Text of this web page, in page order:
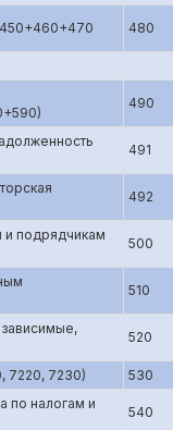
480
490
491
492
и подрядчикам
500
510
520
7220, 7230)
530
по налогам и
540